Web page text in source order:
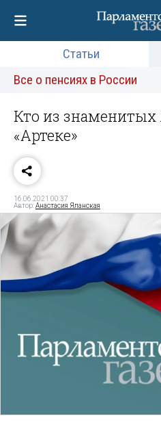
Статьи
Все о пенсиях в России
Кто из
«Артеке»
16.06.2021 00:37
Автор:Анастасия Яланская